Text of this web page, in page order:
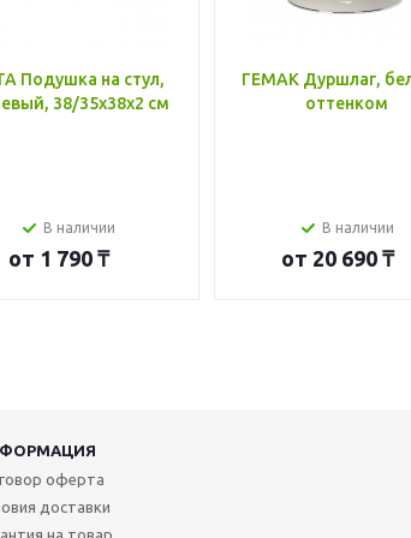
Подушка на стул,
38/35x38x2 см
В наличии
от 1 790 ₸
ГЕМАК Дуршлаг,
оттенком
В наличии
от 20 690 ₸
оферта
доставки
на товар